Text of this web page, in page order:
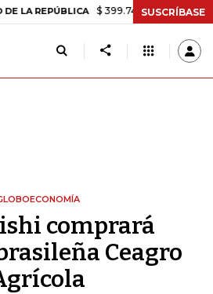
$ 399.745,16 +$ 2.295,71
SUSCRÍBASE
comprará
Ceagro